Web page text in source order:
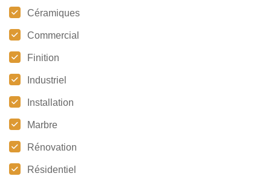
Céramiques
Commercial
Finition
Industriel
Installation
Marbre
Rénovation
Résidentiel